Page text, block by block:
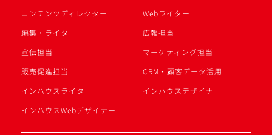
コンテンツディレクター
Webライター
編集・ライター
広報担当
宣伝担当
マーケティング担当
販売促進担当
CRM・顧客データ活用
インハウスライター
インハウスデザイナー
インハウスWebデザイナー